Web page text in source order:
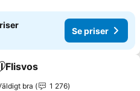
Se priser
till i Mina Favoriter
Flisvos
bra
1 276